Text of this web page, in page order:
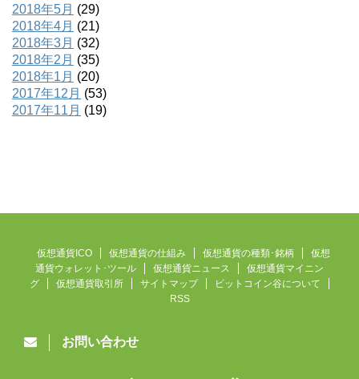
2018年5月 (29)
2018年4月 (21)
2018年3月 (32)
2018年2月 (35)
2018年1月 (20)
2017年12月 (53)
2017年11月 (19)
仮想通貨ICO 仮想通貨の仕組み 仮想通貨の種類･銘柄
仮想
通貨ウォレット･ツール
仮想通貨ニュース
仮想通貨マイニン
グ
仮想通貨取引所 サイトマップ
ビットコイン谷について
RSS
お問い合わせ